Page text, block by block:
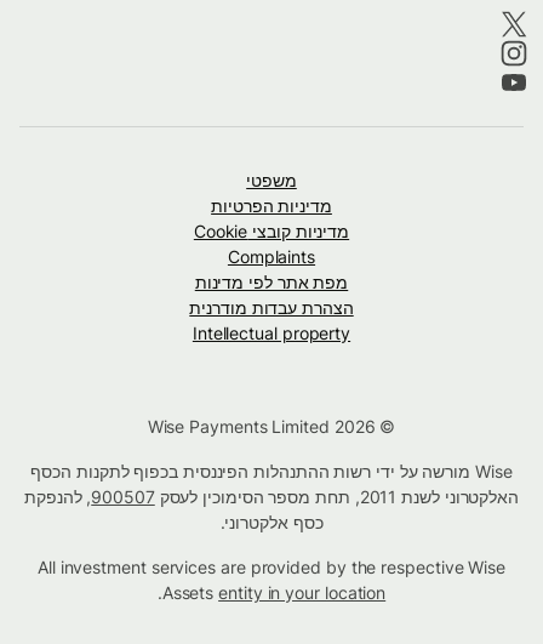
משפטי
מדיניות הפרטיות
מדיניות קובצי Cookie
Complaints
מפת אתר לפי מדינות
הצהרת עבדות מודרנית
Intellectual property
Wise מורשה על ידי רשות ההתנהלות הפיננסית בכפוף לתקנות הכסף
האלקטרוני לשנת 2011, תחת מספר הסימוכין לעסק
900507, להנפקת
כסף אלקטרוני.
All investment services are provided by the respective Wise
Assetsentity in your location
.